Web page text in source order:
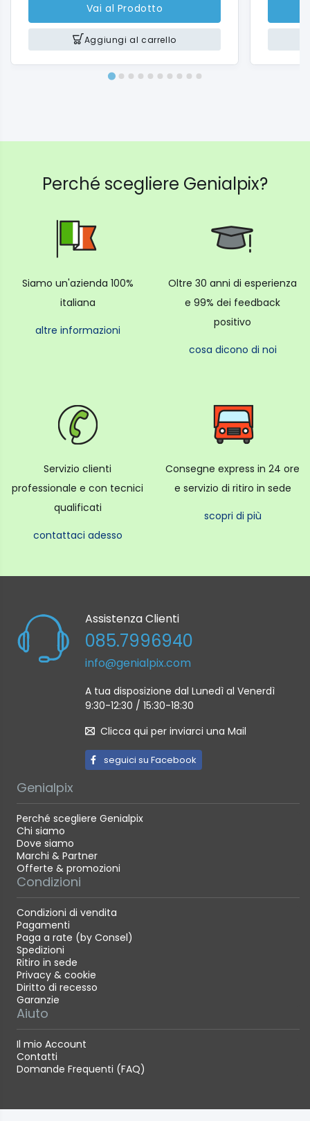
Vai al Prodotto
Aggiungi al carrello
Perché scegliere Genialpix?
Siamo un'azienda 100%
italiana
altre informazioni
Oltre 30 anni di esperienza
e 99% dei feedback
positivo
cosa dicono di noi
Servizio clienti
professionale e con tecnici
qualificati
contattaci adesso
Consegne express in 24 ore
e servizio di ritiro in sede
scopri di più
Assistenza Clienti
085.7996940
info@genialpix.com
A tua disposizione dal Lunedì al Venerdì
9:30-12:30 / 15:30-18:30
Clicca qui per inviarci una Mail
seguici su Facebook
Genialpix
Perché scegliere Genialpix
Chi siamo
Dove siamo
Marchi & Partner
Offerte & promozioni
Condizioni
Condizioni di vendita
Pagamenti
Paga a rate (by Consel)
Spedizioni
Ritiro in sede
Privacy & cookie
Diritto di recesso
Garanzie
Aiuto
Il mio Account
Contatti
Domande Frequenti (FAQ)